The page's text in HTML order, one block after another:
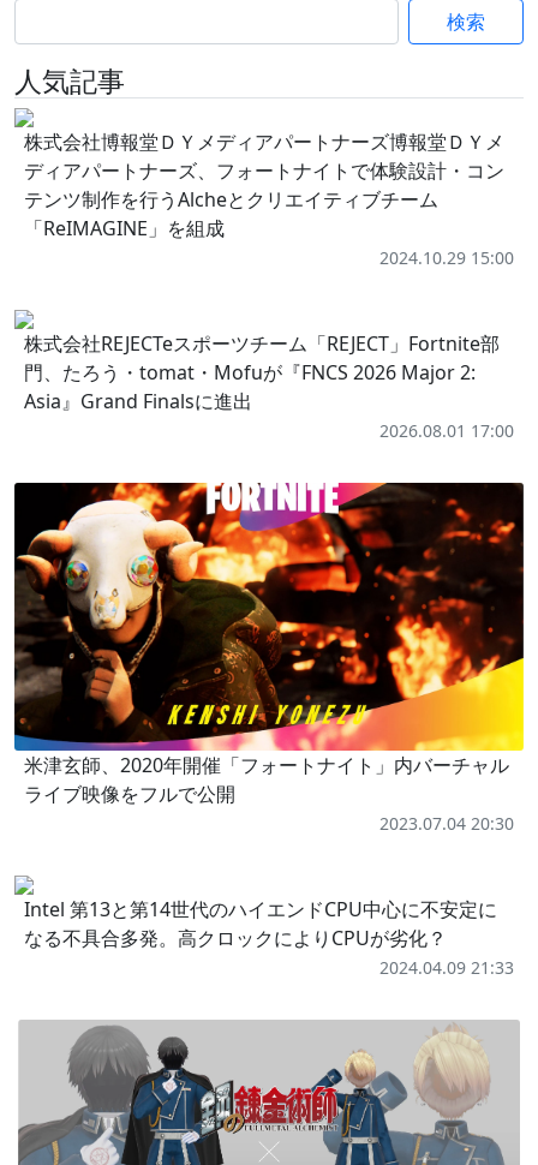
検索
人気記事
株式会社博報堂ＤＹメディアパートナーズ博報堂ＤＹメ
ディアパートナーズ、フォートナイトで体験設計・コン
テンツ制作を行うAlcheとクリエイティブチーム
「ReIMAGINE」を組成
2024.10.29 15:00
株式会社REJECTeスポーツチーム「REJECT」Fortnite部
門、たろう・tomat・Mofuが『FNCS 2026 Major 2:
Asia』Grand Finalsに進出
2026.08.01 17:00
米津玄師、2020年開催「フォートナイト」内バーチャル
ライブ映像をフルで公開
2023.07.04 20:30
Intel 第13と第14世代のハイエンドCPU中心に不安定に
なる不具合多発。高クロックによりCPUが劣化？
2024.04.09 21:33